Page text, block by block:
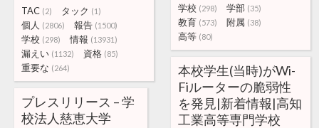
学校 (298) 学部 (35)
教育 (573) 附属 (38)
高等 (80)
TAC (2) タック (1)
個人 (2806) 報告 (1500)
学校 (298) 情報 (13931)
漏えい (1132) 資格 (85)
重要な (264)
本校学生(当時)がWi-
Fiルーターの脆弱性
を発見|新着情報|高知
工業高等専門学校
プレスリリース – 学
校法人慈恵大学